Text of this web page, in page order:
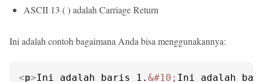
ASCII 13 ( ) adalah Carriage Return
Ini adalah contoh bagaimana Anda bisa menggunakannya:
<p>Ini adalah baris 1. &#10; Ini adalah